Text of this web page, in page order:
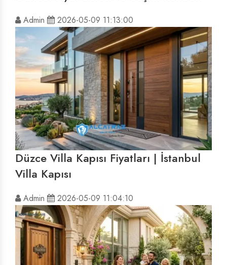
Admin 2026-05-09 11:13:00
Düzce Villa Kapısı Fiyatları | İstanbul
Villa Kapısı
Admin 2026-05-09 11:04:10